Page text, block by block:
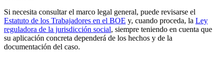
Si necesita consultar el marco legal general, puede revisarse el
Estatuto de los Trabajadores en el BOE y, cuando proceda, la Ley
reguladora de la jurisdicción social, siempre teniendo en cuenta que
su aplicación concreta dependerá de los hechos y de la
documentación del caso.